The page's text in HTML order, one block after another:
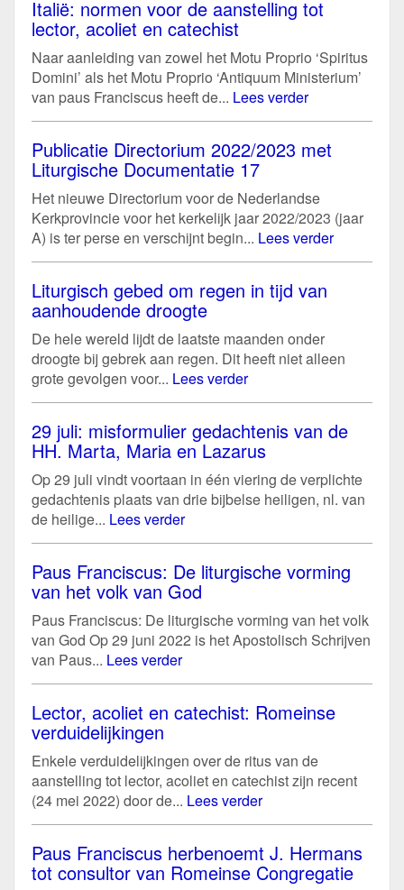
Italië: normen voor de aanstelling tot
lector, acoliet en catechist
Naar aanleiding van zowel het Motu Proprio ‘Spiritus
Domini’ als het Motu Proprio ‘Antiquum Ministerium’
van paus Franciscus heeft de... Lees verder
Publicatie Directorium 2022/2023 met
Liturgische Documentatie 17
Het nieuwe Directorium voor de Nederlandse
Kerkprovincie voor het kerkelijk jaar 2022/2023 (jaar
A) is ter perse en verschijnt begin... Lees verder
Liturgisch gebed om regen in tijd van
aanhoudende droogte
De hele wereld lijdt de laatste maanden onder
droogte bij gebrek aan regen. Dit heeft niet alleen
grote gevolgen voor... Lees verder
29 juli: misformulier gedachtenis van de
HH. Marta, Maria en Lazarus
Op 29 juli vindt voortaan in één viering de verplichte
gedachtenis plaats van drie bijbelse heiligen, nl. van
de heilige... Lees verder
Paus Franciscus: De liturgische vorming
van het volk van God
Paus Franciscus: De liturgische vorming van het volk
van God Op 29 juni 2022 is het Apostolisch Schrijven
van Paus... Lees verder
Lector, acoliet en catechist: Romeinse
verduidelijkingen
Enkele verduidelijkingen over de ritus van de
aanstelling tot lector, acoliet en catechist zijn recent
(24 mei 2022) door de... Lees verder
Paus Franciscus herbenoemt J. Hermans
tot consultor van Romeinse Congregatie